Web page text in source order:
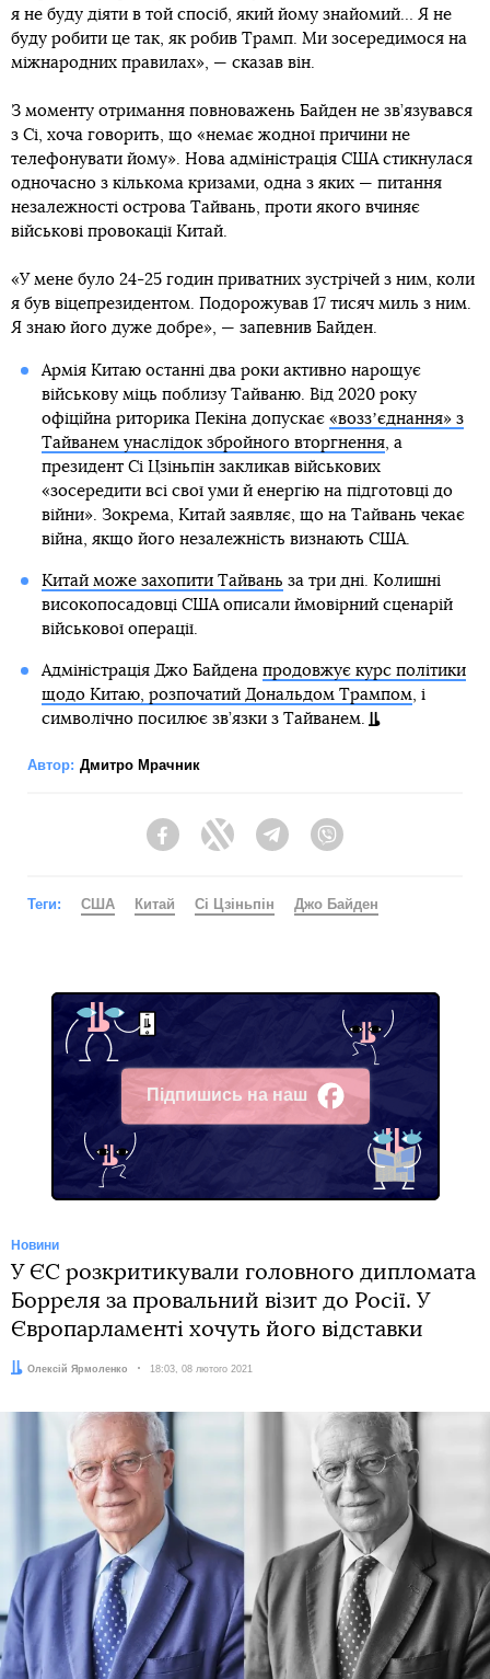
я не буду діяти в той спосіб, який йому знайомий… Я не
буду робити це так, як робив Трамп. Ми зосередимося на
міжнародних правилах», — сказав він.
З моменту отримання повноважень Байден не зв’язувався
з Сі, хоча говорить, що «немає жодної причини не
телефонувати йому». Нова адміністрація США стикнулася
одночасно з кількома кризами, одна з яких — питання
незалежності острова Тайвань, проти якого вчиняє
військові провокації Китай.
«У мене було 24-25 годин приватних зустрічей з ним, коли
я був віцепрезидентом. Подорожував 17 тисяч миль з ним.
Я знаю його дуже добре», — запевнив Байден.
Армія Китаю останні два роки активно нарощує
військову міць поблизу Тайваню. Від 2020 року
офіційна риторика Пекіна допускає «воззʼєднання» з
Тайванем унаслідок збройного вторгнення, а
президент Сі Цзіньпін закликав військових
«зосередити всі свої уми й енергію на підготовці до
війни». Зокрема, Китай заявляє, що на Тайвань чекає
війна, якщо його незалежність визнають США.
Китай може захопити Тайвань за три дні. Колишні
високопосадовці США описали ймовірний сценарій
військової операції.
Адміністрація Джо Байдена продовжує курс політики
щодо Китаю, розпочатий Дональдом Трампом , і
символічно посилює зв’язки з Тайванем.
Автор: Дмитро Мрачник
FacebookTwitter Telegram
Теги: США Китай Сі Цзіньпін Джо Байден
Підпишись на наш
Facebook
Новини
У ЄС розкритикували головного дипломата
Борреля за провальний візит до Росії. У
Європарламенті хочуть його відставки
Автор:
Олексій Ярмоленко Дата:
18:03, 08 лютого 2021